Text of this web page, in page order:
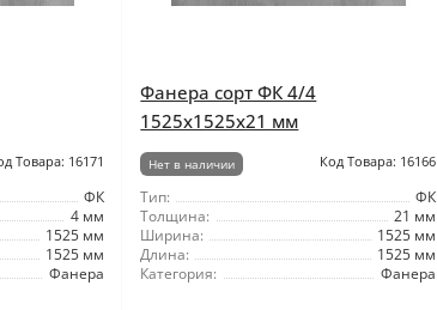
Товара: 16171
ФК
4 мм
1525 мм
1525 мм
Фанера
Фанера сорт ФК 4/4
1525x1525x21 мм
Нет в наличии Код Товара: 16166
Тип:
ФК
Толщина:
21 мм
Ширина:
1525 мм
Длина:
1525 мм
Категория:
Фанера